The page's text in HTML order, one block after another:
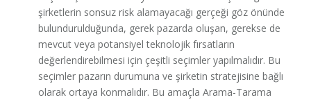
şirketlerin sonsuz risk alamayacağı gerçeği göz önünde
bulundurulduğunda, gerek pazarda oluşan, gerekse de
mevcut veya potansiyel teknolojik fırsatların
değerlendirebilmesi için çeşitli seçimler yapılmalıdır. Bu
seçimler pazarın durumuna ve şirketin stratejisine bağlı
olarak ortaya konmalıdır. Bu amaçla Arama-Tarama